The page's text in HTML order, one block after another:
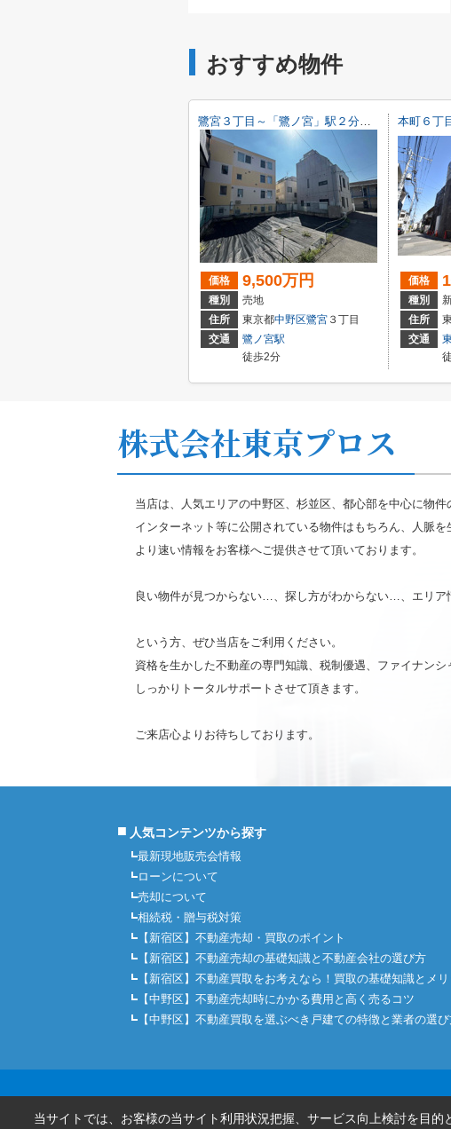
おすすめ物件
価格 9,500万円
種別
売地
住所
東京都中野区鷺宮 ３丁目
交通
鷺ノ宮駅
徒歩2分
価格
種別
住所
交通
株式会社東京プロス
当店は、人気エリアの中野区、杉並区、都心部を中心に物件
インターネット等に公開されている物件はもちろん、人脈
より速い情報をお客様へご提供させて頂いております。
良い物件が見つからない…、探し方がわからない…、エリア
という方、ぜひ当店をご利用ください。
資格を生かした不動産の専門知識、税制優遇、ファイナン
しっかりトータルサポートさせて頂きます。
ご来店心よりお待ちしております。
■ 人気コンテンツから探す
最新現地販売会情報
ローンについて
売却について
相続税・贈与税対策
【新宿区】不動産売却・買取のポイント
【新宿区】不動産売却の基礎知識と不動産会社の選び方
【新宿区】不動産買取をお考えなら！買取の基礎知識とメ
【中野区】不動産売却時にかかる費用と高く売るコツ
【中野区】不動産買取を選ぶべき戸建ての特徴と業者の選
当サイトでは、お客様の当サイト利用状況把握、サービス向上検討を目的